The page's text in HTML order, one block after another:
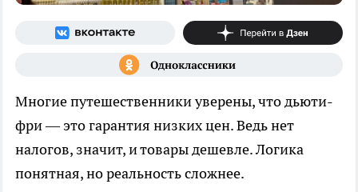
Многие путешественники уверены, что дьюти-
фри — это гарантия низких цен. Ведь нет
налогов, значит, и товары дешевле. Логика
понятная, но реальность сложнее.